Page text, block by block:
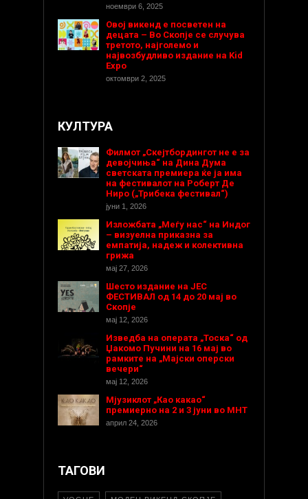
ноември 6, 2025
Овој викенд е посветен на
децата – Во Скопје се случува
третото, најголемо и
највозбудливо издание на Kid
Expo
октомври 2, 2025
КУЛТУРА
Филмот „Скејтбордингот не е за
девојчиња“ на Дина Дума
светската премиера ќе ја има
на фестивалот на Роберт Де
Ниро („Трибека фестивал“)
јуни 1, 2026
Изложбата „Меѓу нас“ на Индог
– визуелна приказна за
емпатија, надеж и колективна
грижа
мај 27, 2026
Шесто издание на ЈЕС
ФЕСТИВАЛ од 14 до 20 мај во
Скопје
мај 12, 2026
Изведба на операта „Тоска“ од
Џакомо Пучини на 16 мај во
рамките на „Мајски оперски
вечери“
мај 12, 2026
Мјузиклот „Као какао“
премиерно на 2 и 3 јуни во МНТ
април 24, 2026
ТАГОВИ